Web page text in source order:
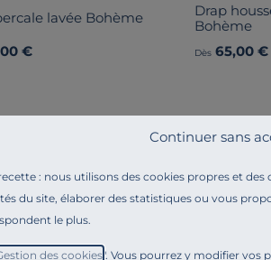
: nous utilisons des cookies propres et des
du site, élaborer des statistiques ou vous
le plus.
des cookies". Vous pourrez y modifier vos
Continuer sans
lavée Bohème
€
Drap
Bohème
Dès 65,00 €
des différents coloris que vous offre